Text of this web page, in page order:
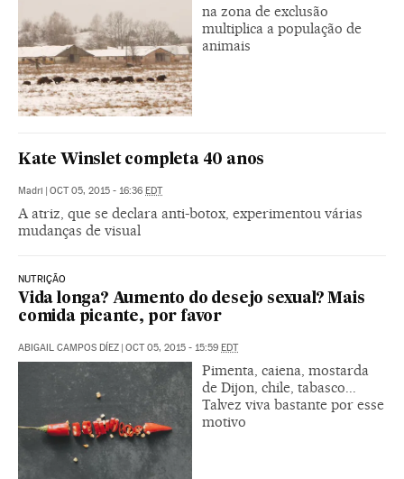
na zona de exclusão
multiplica a população de
animais
Kate Winslet completa 40 anos
Madri | OCT 05, 2015 - 16:36 EDT
A atriz, que se declara anti-botox, experimentou várias
mudanças de visual
NUTRIÇÃO
Vida longa? Aumento do desejo sexual? Mais
comida picante, por favor
ABIGAIL CAMPOS DÍEZ | OCT 05, 2015 - 15:59 EDT
Pimenta, caiena, mostarda
de Dijon, chile, tabasco...
Talvez viva bastante por esse
motivo